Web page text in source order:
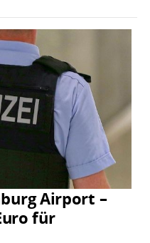
Airport –
für